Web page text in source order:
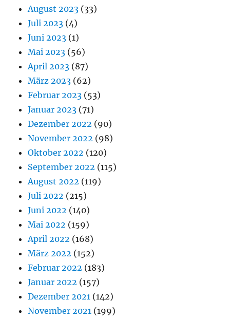
August 2023 (33)
Juli 2023 (4)
Juni 2023 (1)
Mai 2023 (56)
April 2023 (87)
März 2023 (62)
Februar 2023 (53)
Januar 2023 (71)
Dezember 2022 (90)
November 2022 (98)
Oktober 2022 (120)
September 2022 (115)
August 2022 (119)
Juli 2022 (215)
Juni 2022 (140)
Mai 2022 (159)
April 2022 (168)
März 2022 (152)
Februar 2022 (183)
Januar 2022 (157)
Dezember 2021 (142)
November 2021 (199)